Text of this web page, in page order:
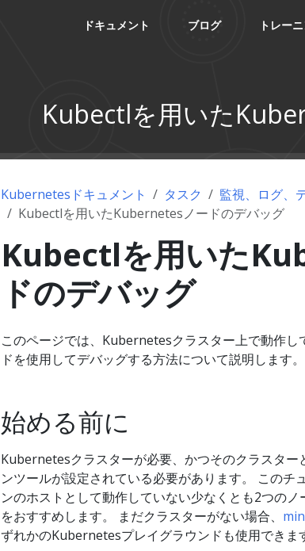
ドキュメント ブログ トレー
Kubectlを用いた
Kubernetesドキュメント タスク 監視、ログ、
Kubectlを用いたKubernetesノードのデバッグ
Kubectlを用いた
ドのデバッグ
このページでは、Kubernetesクラスター上で動作し
ドを使用してデバッグする方法について説明します。
始める前に
Kubernetesクラスターが必要、かつそのクラスタ
ンツールが設定されている必要があります。 このチ
ンのホストとして動作していない少なくとも2つの
をおすすめします。 まだクラスターがない場合、
ずれかのKubernetesプレイグラウンドも使用できま